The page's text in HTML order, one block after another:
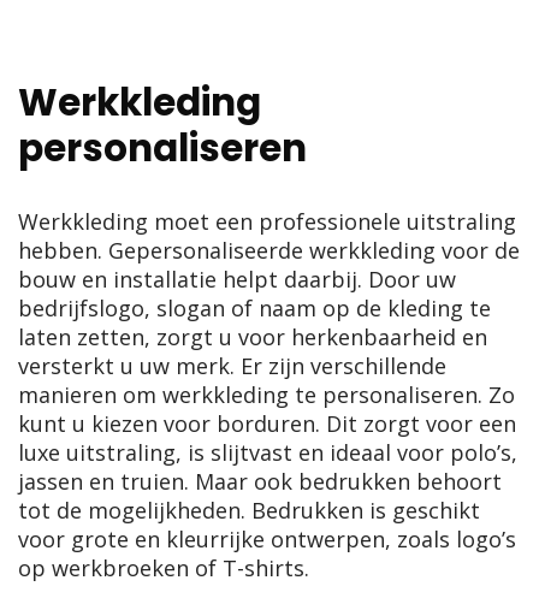
Werkkleding
personaliseren
Werkkleding moet een professionele uitstraling
hebben. Gepersonaliseerde werkkleding voor de
bouw en installatie helpt daarbij. Door uw
bedrijfslogo, slogan of naam op de kleding te
laten zetten, zorgt u voor herkenbaarheid en
versterkt u uw merk. Er zijn verschillende
manieren om werkkleding te personaliseren. Zo
kunt u kiezen voor borduren. Dit zorgt voor een
luxe uitstraling, is slijtvast en ideaal voor polo’s,
jassen en truien. Maar ook bedrukken behoort
tot de mogelijkheden. Bedrukken is geschikt
voor grote en kleurrijke ontwerpen, zoals logo’s
op werkbroeken of T-shirts.